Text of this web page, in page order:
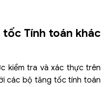
Tính toán khác
kiểm tra và xác thực trên
các bộ tăng tốc tính toán